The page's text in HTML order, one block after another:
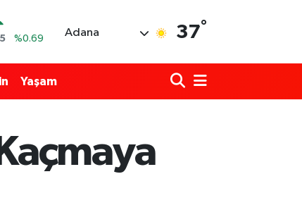
%0.1
%0.32
Adana 37°
Yaşam